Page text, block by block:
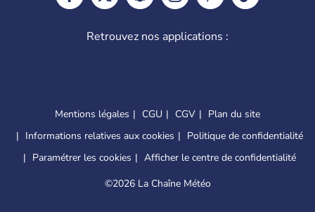
Retrouvez nos applications :
Mentions légales CGU CGV
Plan du site
Informations relatives aux cookies
Politique de confidentialité
Paramétrer les cookies
Afficher le centre de confidentialité
©2026 La Chaîne Météo